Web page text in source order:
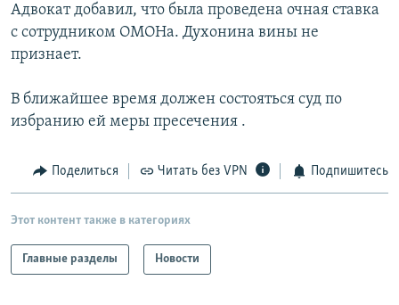
Адвокат добавил, что была проведена очная ставка
с сотрудником ОМОНа. Духонина вины не
признает.
В ближайшее время должен состояться суд по
избранию ей меры пресечения .
Поделиться Читать без VPN Подпишитесь
Этот контент также в категориях
Главные разделы Новости